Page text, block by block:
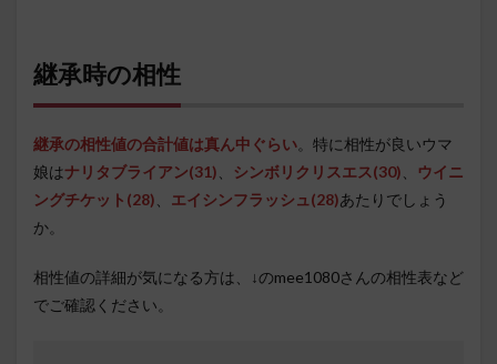
継承時の相性
継承の相性値の合計値は真ん中ぐらい。特に相性が良いウマ
娘はナリタブライアン(31) シンボリクリスエス(30)
ウイニ
ングチケット(28)
エイシンフラッシュ(28)あたりでしょう
か。
相性値の詳細が気になる方は、↓のmee1080さんの相性表など
でご確認ください。